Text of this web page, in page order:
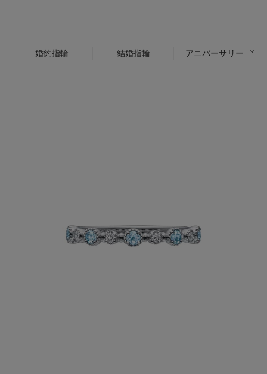
婚約指輪 結婚指輪 アニバーサリー